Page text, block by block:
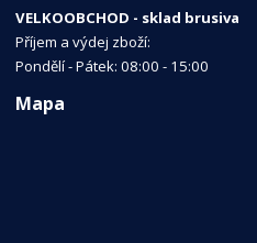
VELKOOBCHOD - sklad brusiva
Příjem a výdej zboží:
Pondělí - Pátek: 08:00 - 15:00
Mapa